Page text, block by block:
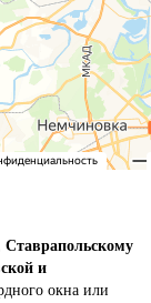
Ставрапольскому
и
окна или